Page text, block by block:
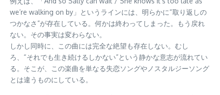
we’re walking on by」というラインには、明らかに“取り返しの
つかなさ”が存在している。何かは終わってしまった。もう戻れ
ない。その事実は変わらない。
しかし同時に、この曲には完全な絶望も存在しない。むし
ろ、“それでも生き続けるしかない”という静かな意志が流れてい
る。そこが、この楽曲を単なる失恋ソングやノスタルジーソング
とは違うものにしている。